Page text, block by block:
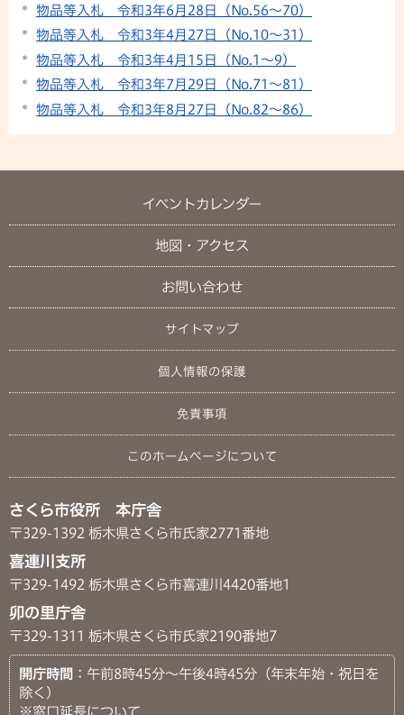
物品等入札 令和3年6月28日（No.56～70）
物品等入札 令和3年4月27日（No.10～31）
物品等入札 令和3年4月15日（No.1～9）
物品等入札 令和3年7月29日（No.71～81）
物品等入札 令和3年8月27日（No.82～86）
イベントカレンダー
地図・アクセス
お問い合わせ
サイトマップ
個人情報の保護
免責事項
このホームページについて
さくら市役所 本庁舎
〒329-1392 栃木県さくら市氏家2771番地
喜連川支所
〒329-1492 栃木県さくら市喜連川4420番地1
卯の里庁舎
〒329-1311 栃木県さくら市氏家2190番地7
開庁時間 ：午前8時45分～午後4時45分（年末年始・祝日を
除く）
※窓口延長について